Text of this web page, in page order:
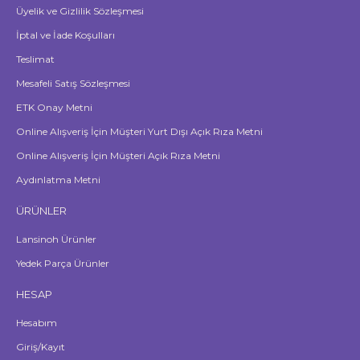
Üyelik ve Gizlilik Sözleşmesi
İptal ve İade Koşulları
Teslimat
Mesafeli Satış Sözleşmesi
ETK Onay Metni
Online Alışveriş İçin Müşteri Yurt Dışı Açık Rıza Metni
Online Alışveriş İçin Müşteri Açık Rıza Metni
Aydınlatma Metni
ÜRÜNLER
Lansinoh Ürünler
Yedek Parça Ürünler
HESAP
Hesabım
Giriş/Kayıt